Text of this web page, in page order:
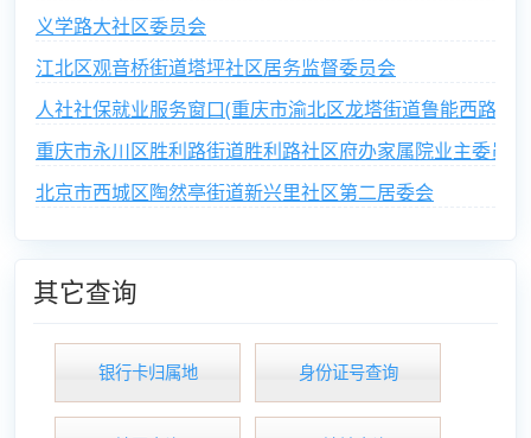
义学路大社区委员会
江北区观音桥街道塔坪社区居务监督委员会
人社社保就业服务窗口(重庆市渝北区龙塔街道鲁能西路社
重庆市永川区胜利路街道胜利路社区府办家属院业主委员会
北京市西城区陶然亭街道新兴里社区第二居委会
其它查询
银行卡归属地 身份证号查询